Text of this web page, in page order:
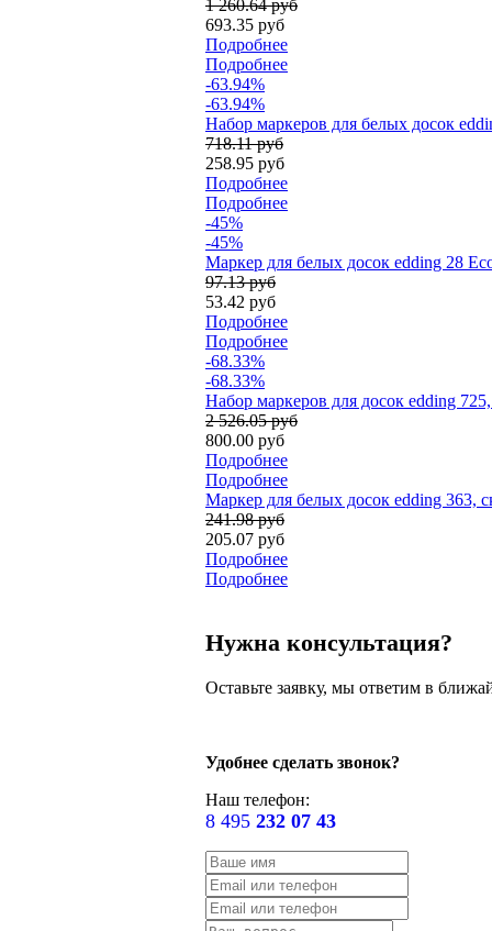
1 260.64 руб
693.35 руб
Подробнее
Подробнее
-63.94%
-63.94%
Набор маркеров для белых досок
718.11 руб
258.95 руб
Подробнее
Подробнее
-45%
-45%
Маркер для белых досок edding 28
97.13 руб
53.42 руб
Подробнее
Подробнее
-68.33%
-68.33%
Набор маркеров для досок edding
2 526.05 руб
800.00 руб
Подробнее
Подробнее
Маркер для белых досок edding 363,
241.98 руб
205.07 руб
Подробнее
Подробнее
Нужна консультация?
Оставьте заявку, мы ответим в
Удобнее сделать звонок?
Наш телефон:
8 495 232 07 43